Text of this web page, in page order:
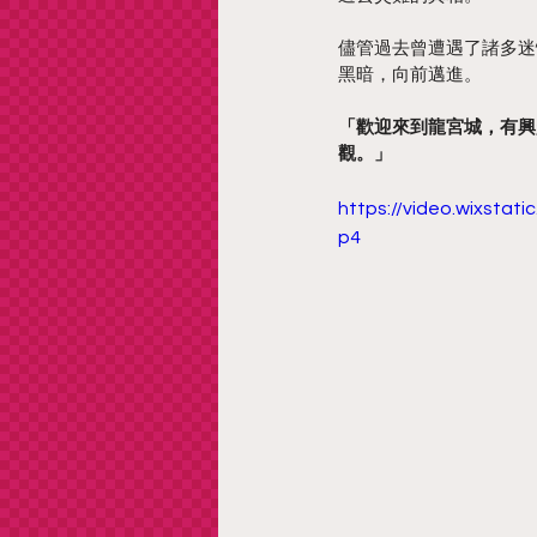
儘管過去曾遭遇了諸多
黑暗，向前邁進。
「歡迎來到龍宮城，有
觀。」
https://
p4